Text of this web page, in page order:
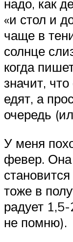
надо, как
«и стол и
чаще в
солнце
когда
значит,
едят, а
очередь
У меня
февер. Она
тоже в
радует
не помню).